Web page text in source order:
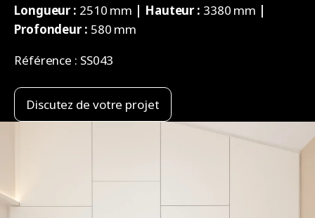
Longueur : 2510 mm | Hauteur : 3380 mm |
Profondeur : 580 mm
Référence : SS043
Discutez de votre projet